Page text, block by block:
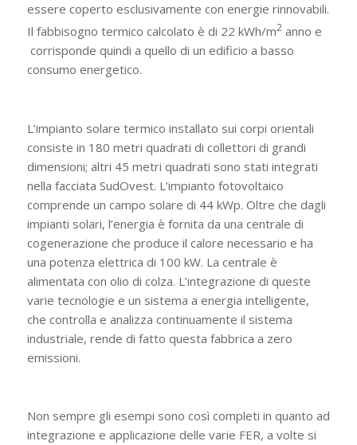
essere coperto esclusivamente con energie rinnovabili.
Il fabbisogno termico calcolato è di 22 kWh/m2anno e
corrisponde quindi a quello di un edificio a basso
consumo energetico.
L’impianto solare termico installato sui corpi orientali
consiste in 180 metri quadrati di collettori di grandi
dimensioni; altri 45 metri quadrati sono stati integrati
nella facciata SudOvest. L’impianto fotovoltaico
comprende un campo solare di 44 kWp. Oltre che dagli
impianti solari, l’energia è fornita da una centrale di
cogenerazione che produce il calore necessario e ha
una potenza elettrica di 100 kW. La centrale è
alimentata con olio di colza. L’integrazione di queste
varie tecnologie e un sistema a energia intelligente,
che controlla e analizza continuamente il sistema
industriale, rende di fatto questa fabbrica a zero
emissioni.
Non sempre gli esempi sono così completi in quanto ad
integrazione e applicazione delle varie FER, a volte si